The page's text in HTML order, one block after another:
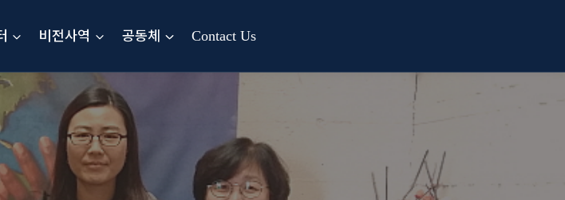
비전사역 공동체 Contact Us